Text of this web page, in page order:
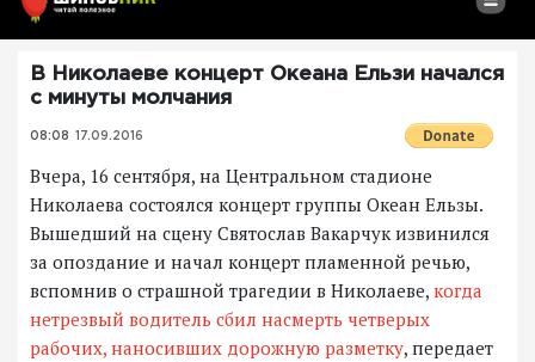
В Николаеве концерт Океана Ельзи начался
с минуты молчания
08:08 17.09.2016
Вчера, 16 сентября, на Центральном стадионе
Николаева состоялся концерт группы Океан Ельзы.
Вышедший на сцену Святослав Вакарчук извинился
за опоздание и начал концерт пламенной речью,
вспомнив о страшной трагедии в Николаеве, когда
нетрезвый водитель сбил насмерть четверых
рабочих, наносивших дорожную разметку, передает